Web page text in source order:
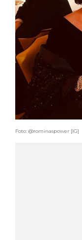
Foto: @rominaspower [IG]